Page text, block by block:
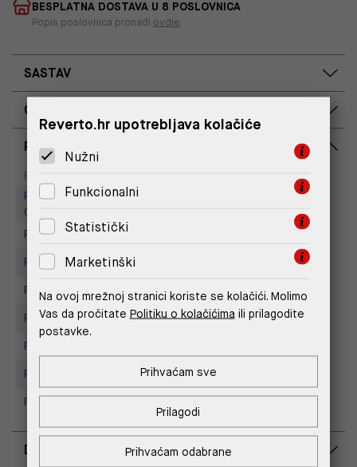
BESPLATNA DOSTAVA U 8 POSLOVNICA
Popis poslovnica pronađi ovdje
SASTAV
OPIS PROIZVODA
RASPOLOŽIVOST PO POSLOVNICAMA
Poslovnica
Replay Outlet Store, Designer
Outlet Croatia
Replay Store, Supernova Zadar
Replay store, Arena centar
Replay Store, City Center One
Replay Store, Joker Centar
Replay Store, Mall of Split
Replay store, Tower Centar
Replay Outlet Store, Split
DOSTAVA
Reverto.hr upotrebljava kolačiće
Nužni
Funkcionalni
Statistički
Marketinški
Na ovoj mrežnoj stranici koriste se kolačići. Molimo
Vas da pročitate Politiku o kolačićima ili prilagodite
postavke.
Prihvaćam odabrane
Prilagodi
Prihvaćam sve